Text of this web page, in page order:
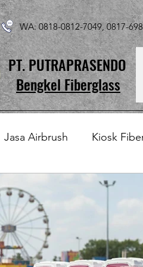
WA: 0818-0812-7049,
Bengkel Fiberglass
PT. PUTRAPRASENDO
Jasa Airbrush Kiosk
Fiberglass Custom Bak
Tempat